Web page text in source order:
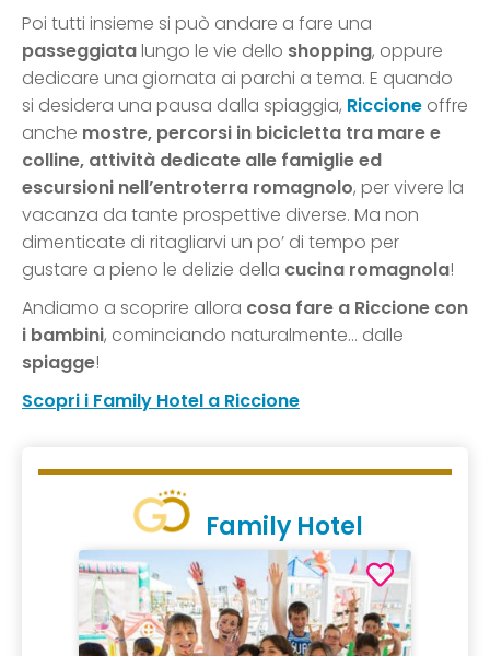
Poi tutti insieme si può andare a fare una
passeggiatalungo le vie dello shopping, oppure
dedicare una giornata ai parchi a tema. E quando
si desidera una pausa dalla spiaggia, Riccione offre
anche mostre, percorsi in bicicletta tra mare e
colline, attività dedicate alle famiglie ed
escursioni nell’entroterra romagnolo, per vivere la
vacanza da tante prospettive diverse. Ma non
dimenticate di ritagliarvi un po’ di tempo per
gustare a pieno le delizie della cucina romagnola!
Andiamo a scoprire allora cosa fare a Riccione con
i bambini, cominciando naturalmente… dalle
spiagge!
Scopri i Family Hotel a Riccione
Family Hotel